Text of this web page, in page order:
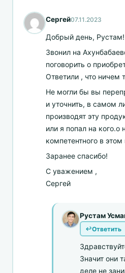
Сергей07.11.2023
Добрый день, Рустам!
Звонил на
поговорить о
Ответили , что ничем
Не могли бы вы
и уточнить, в самом
производят эту
или я попал на кого.о
компетентного в этом
Заранее спасибо!
С уважением ,
Сергей
Рустам
Ответить
Значит они
деле не